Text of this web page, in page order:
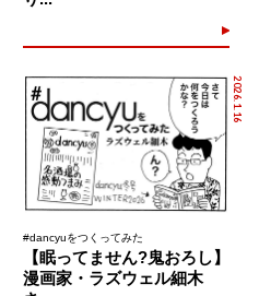
2026.1.16
#dancyuをつくってみた
【眠ってません?鬼おろし】
漫画家・ラズウェル細木